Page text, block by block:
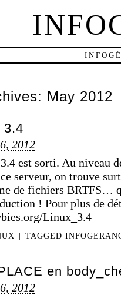
May 2012
3.4
2012
est sorti. Au niveau
serveur, on trouve
de fichiers BRTFS…
! Pour plus de
Linux_3.4
| TAGGED
en
2012